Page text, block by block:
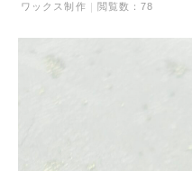
ワックス制作 閲覧数：78